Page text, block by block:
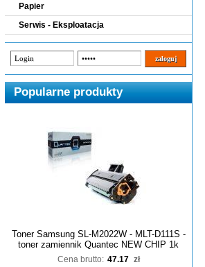
Papier
Serwis - Eksploatacja
Popularne produkty
Toner Samsung SL-M2022W - MLT-D111S -
toner zamiennik Quantec NEW CHIP 1k
Cena brutto: 47.17 zł